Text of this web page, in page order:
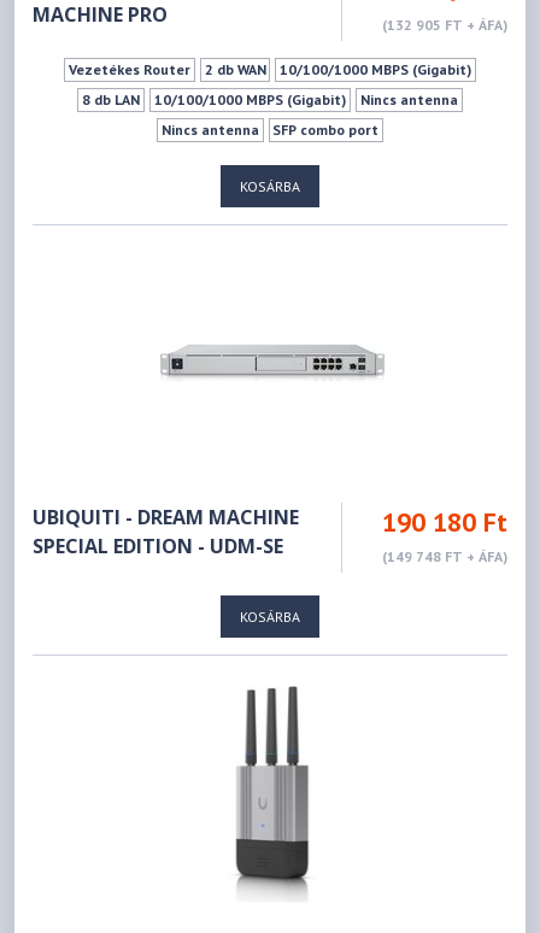
MACHINE PRO (132 905 FT + ÁFA)
Vezetékes Router 2 db WAN
10/100/1000 MBPS (Gigabit)
8 db LAN
10/100/1000 MBPS (Gigabit)
Nincs antenna
Nincs antenna
SFP combo port
KOSÁRBA
UBIQUITI - DREAM MACHINE
SPECIAL EDITION - UDM-SE
190 180 Ft
(149 748 FT + ÁFA)
KOSÁRBA